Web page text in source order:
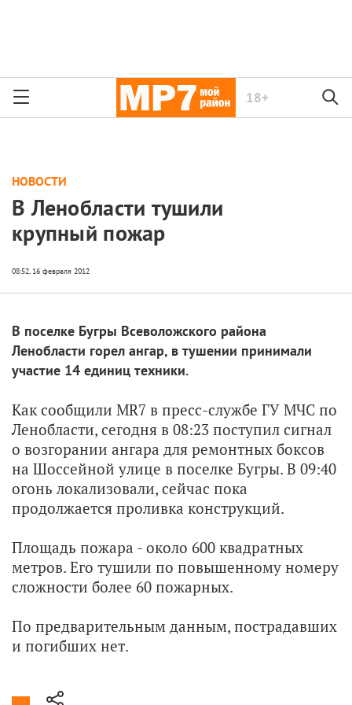
18+
НОВОСТИ
В Ленобласти тушили
крупный пожар
В поселке Бугры Всеволожского района
Ленобласти горел ангар, в тушении принимали
участие 14 единиц техники.
Как сообщили MR7 в пресс-службе ГУ МЧС по
Ленобласти, сегодня в 08:23 поступил сигнал
о возгорании ангара для ремонтных боксов
на Шоссейной улице в поселке Бугры. В 09:40
огонь локализовали, сейчас пока
продолжается проливка конструкций.
Площадь пожара - около 600 квадратных
метров. Его тушили по повышенному номеру
сложности более 60 пожарных.
По предварительным данным, пострадавших
и погибших нет.